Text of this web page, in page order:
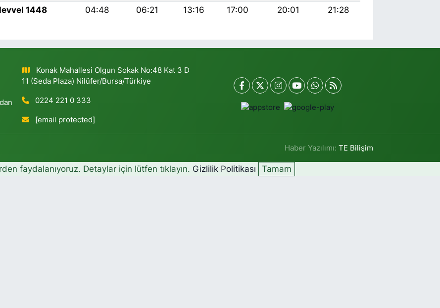
1448 04:48 06:21 13:16 17:00 20:01 21:28
Konak Mahallesi Olgun Sokak No:48 Kat 3 D
11 (Seda Plaza) Nilüfer/Bursa/Türkiye
0224 221 0 333
[email protected]
Haber Yazılımı:TE Bilişim
faydalanıyoruz. Detaylar için lütfen tıklayın. Gizlilik Politikası Tamam